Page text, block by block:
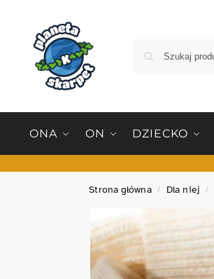
ONA ON DZIECKO
Strona główna / Dla niej /